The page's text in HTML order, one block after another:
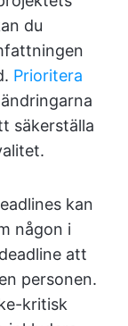
du
Prioritera
säkerställa
kan
någon i
att
personen.
kritisk